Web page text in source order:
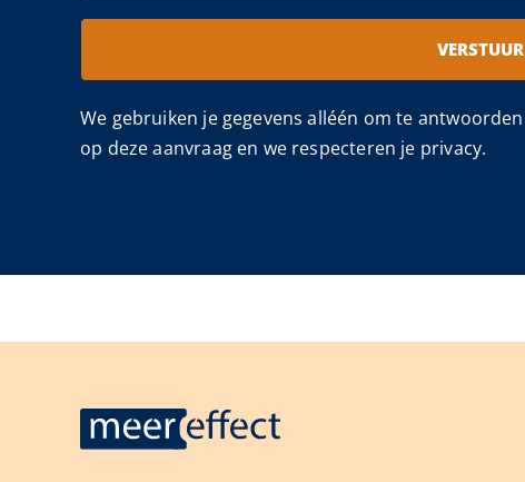
VERSTUUR
We gebruiken je gegevens alléén om te antwoorden
op deze aanvraag en we respecteren je privacy.